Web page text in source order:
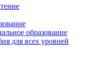
образование
для всех уровней